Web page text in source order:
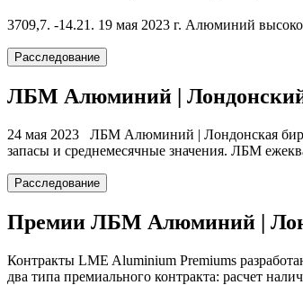
3709,7. -14.21. 19 мая 2023 г. Алюминий
Расследование
ЛБМ Алюминий |
24 мая 2023 ЛБМ Алюминий | Лондонская
запасы и среднемесячные значения. ЛБМ
Расследование
Премии ЛБМ Алюминий |
Контракты LME Aluminium Premiums
два типа премиального контракта: расчет